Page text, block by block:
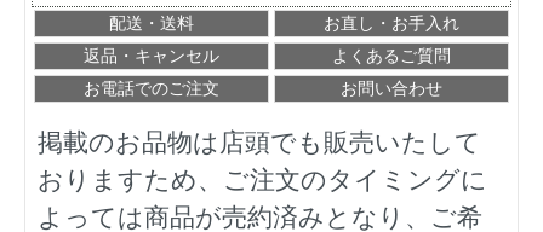
配送・送料
お直し・お手入れ
返品・キャンセル
よくあるご質問
お電話でのご注文
お問い合わせ
掲載のお品物は店頭でも販売いたして
おりますため、ご注文のタイミングに
よっては商品が売約済みとなり、ご希